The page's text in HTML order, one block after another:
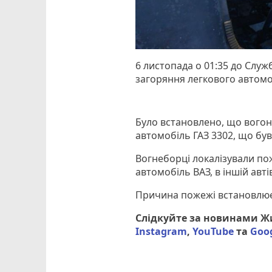
6 листопада о 01:35 до
загоряння легкового
Було встановлено, що
автомобіль ГАЗ 3302, що
Вогнеборці локалізували
автомобіль ВАЗ, в іншій
Причина пожежі
Слідкуйте за новинами
Instagram,YouTubeта